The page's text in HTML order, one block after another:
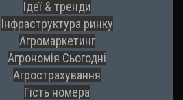
Ідеї & тренди
Інфраструктура ринку
Агромаркетинг
Агрономія Сьогодні
Агрострахування
Гість номера